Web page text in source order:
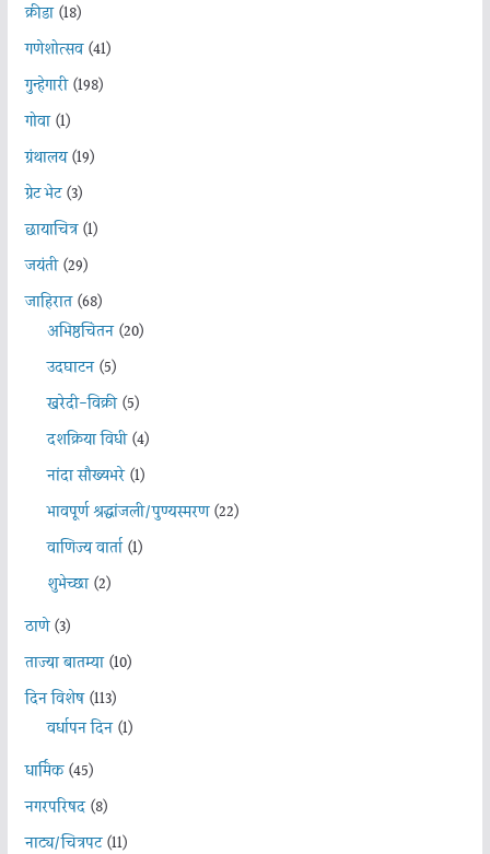
क्रीडा(18)
गणेशोत्सव(41)
गुन्हेगारी(198)
गोवा(1)
ग्रंथालय(19)
ग्रेट भेट(3)
छायाचित्र(1)
जयंती(29)
जाहिरात(68)
अभिष्ठचिंतन(20)
उदघाटन(5)
खरेदी-विक्री(5)
दशक्रिया विधी(4)
नांदा सौख्यभरे(1)
भावपूर्ण श्रद्धांजली/पुण्यस्मरण(22)
वाणिज्य वार्ता(1)
शुभेच्छा(2)
ठाणे(3)
ताज्या बातम्या(10)
दिन विशेष(113)
वर्धापन दिन(1)
धार्मिक(45)
नगरपरिषद(8)
नाट्य/चित्रपट(11)